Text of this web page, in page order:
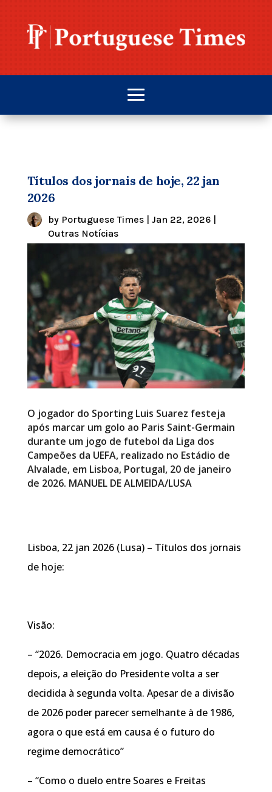
Títulos dos jornais de hoje, 22 jan
2026
by Portuguese Times| Jan 22, 2026|
Outras Notícias
O jogador do Sporting Luis Suarez festeja
após marcar um golo ao Paris Saint-Germain
durante um jogo de futebol da Liga dos
Campeões da UEFA, realizado no Estádio de
Alvalade, em Lisboa, Portugal, 20 de janeiro
de 2026. MANUEL DE ALMEIDA/LUSA
Lisboa, 22 jan 2026 (Lusa) – Títulos dos jornais
de hoje:
Visão:
– “2026. Democracia em jogo. Quatro décadas
depois, a eleição do Presidente volta a ser
decidida à segunda volta. Apesar de a divisão
de 2026 poder parecer semelhante à de 1986,
agora o que está em causa é o futuro do
regime democrático”
– “Como o duelo entre Soares e Freitas